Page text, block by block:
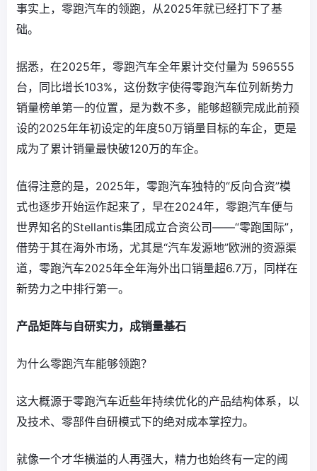
事实上，零跑汽车的领跑，从2025年就已经打下了基
础。
据悉，在2025年，零跑汽车全年累计交付量为 ‌596555
台‌，同比增长103%，这份数字使得零跑汽车位列新势力
销量榜单第一的位置，是为数不多，能够超额完成此前预
设的2025年年初设定的年度50万销量目标的车企，更是
成为了累计销量最快破120万的车企。
值得注意的是，2025年，零跑汽车独特的“反向合资”模
式也逐步开始运作起来了，早在2024年，零跑汽车便与
世界知名的Stellantis集团成立合资公司——“零跑国际”，
借势于其在海外市场，尤其是“汽车发源地”欧洲的资源渠
道，零跑汽车2025年全年海外出口销量超6.7万，同样在
新势力之中排行第一。‌
产品矩阵与自研实力，成销量基石
为什么零跑汽车能够领跑？
这大概源于零跑汽车近些年持续优化的产品结构体系，以
及技术、零部件自研模式下的绝对成本掌控力。
就像一个才华横溢的人再强大，精力也始终有一定的阈